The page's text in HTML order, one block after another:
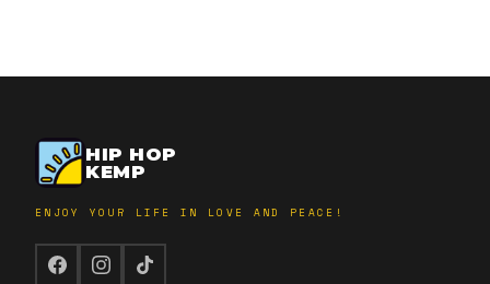
HIP HOP
KEMP
ENJOY YOUR LIFE IN LOVE AND PEACE!